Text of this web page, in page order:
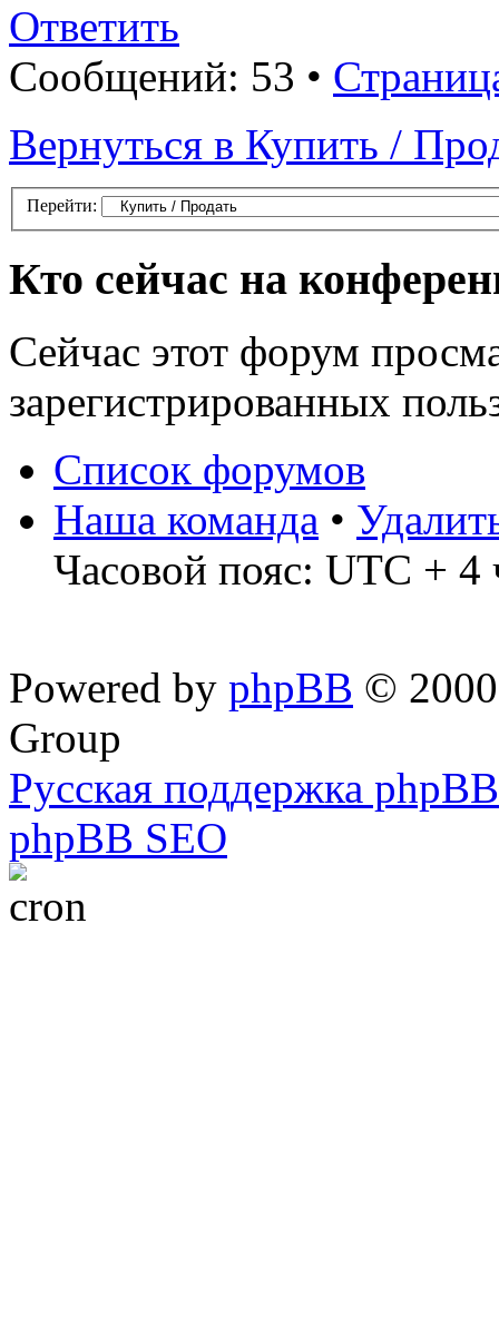
Ответить
Сообщений: 53 •
Вернуться в Купить /
Перейти:
Кто сейчас на
Сейчас этот форум
зарегистрированных
Список форумов
Наша команда •
Часовой пояс: UTC + 4
Powered by phpBB ©
Group
Русская поддержка phpBB
phpBB SEO